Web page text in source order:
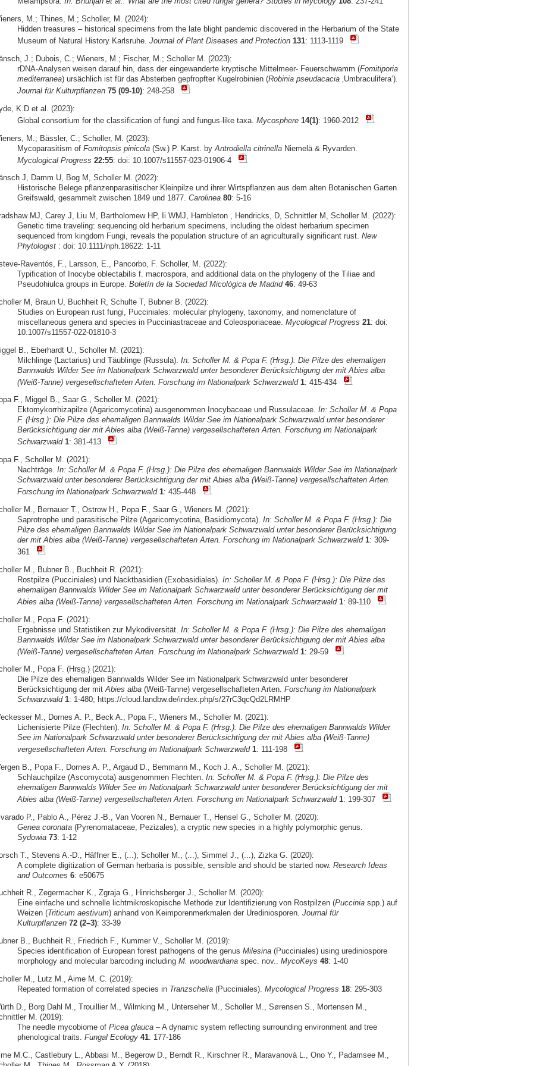
M.; Thines, M.; Scholler, M. (2024):
Hidden treasures – historical specimens from the late blight pandemic discovered in the Herbarium of the State
Museum of Natural History Karlsruhe. Journal of Plant Diseases and Protection 131: 1113-1119
J.; Dubois, C.; Wieners, M.; Fischer, M.; Scholler M. (2023):
rDNA-Analysen weisen darauf hin, dass der eingewanderte kryptische Mittelmeer- Feuerschwamm (Fomitiporia
mediterranea) ursächlich ist für das Absterben gepfropfter Kugelrobinien (Robinia pseudacacia‚Umbraculifera‘).
Journal für Kulturpflanzen 75 (09-10): 248-258
K.D et al. (2023):
Global consortium for the classification of fungi and fungus-like taxa. Mycosphere 14(1): 1960-2012
M.; Bässler, C.; Scholler, M. (2023):
Mycoparasitism of Fomitopsis pinicola(Sw.) P. Karst. by Antrodiella citrinellaNiemelä & Ryvarden.
Mycological Progress 22:55: doi: 10.1007/s11557-023-01906-4
J, Damm U, Bog M, Scholler M. (2022):
Historische Belege pflanzenparasitischer Kleinpilze und ihrer Wirtspflanzen aus dem alten Botanischen Garten
Greifswald, gesammelt zwischen 1849 und 1877. Carolinea 80: 5-16
MJ, Carey J, Liu M, Bartholomew HP, Ii WMJ, Hambleton , Hendricks, D, Schnittler M, Scholler M. (2022):
Genetic time traveling: sequencing old herbarium specimens, including the oldest herbarium specimen
sequenced from kingdom Fungi, reveals the population structure of an agriculturally significant rust. New
Phytologist: doi: 10.1111/nph.18622: 1-11
Raventós, F., Larsson, E., Pancorbo, F. Scholler, M. (2022):
Typification of Inocybe oblectabilis f. macrospora, and additional data on the phylogeny of the Tiliae and
Pseudohiulca groups in Europe. Boletín de la Sociedad Micológica de Madrid 46: 49-63
M, Braun U, Buchheit R, Schulte T, Bubner B. (2022):
Studies on European rust fungi, Pucciniales: molecular phylogeny, taxonomy, and nomenclature of
miscellaneous genera and species in Pucciniastraceae and Coleosporiaceae. Mycological Progress 21: doi:
10.1007/s11557-022-01810-3
B., Eberhardt U., Scholler M. (2021):
Milchlinge (Lactarius) und Täublinge (Russula). In: Scholler M. & Popa F. (Hrsg.): Die Pilze des ehemaligen
Bannwalds Wilder See im Nationalpark Schwarzwald unter besonderer Berücksichtigung der mit Abies alba
(Weiß-Tanne) vergesellschafteten Arten. Forschung im Nationalpark Schwarzwald 1: 415-434
F., Miggel B., Saar G., Scholler M. (2021):
Ektomykorrhizapilze (Agaricomycotina) ausgenommen Inocybaceae und Russulaceae. In: Scholler M. & Popa
F. (Hrsg.): Die Pilze des ehemaligen Bannwalds Wilder See im Nationalpark Schwarzwald unter besonderer
Berücksichtigung der mit Abies alba (Weiß-Tanne) vergesellschafteten Arten. Forschung im Nationalpark
Schwarzwald 1: 381-413
F., Scholler M. (2021):
Nachträge. In: Scholler M. & Popa F. (Hrsg.): Die Pilze des ehemaligen Bannwalds Wilder See im Nationalpark
Schwarzwald unter besonderer Berücksichtigung der mit Abies alba (Weiß-Tanne) vergesellschafteten Arten.
Forschung im Nationalpark Schwarzwald 1: 435-448
M., Bernauer T., Ostrow H., Popa F., Saar G., Wieners M. (2021):
Saprotrophe und parasitische Pilze (Agaricomycotina, Basidiomycota). In: Scholler M. & Popa F. (Hrsg.): Die
Pilze des ehemaligen Bannwalds Wilder See im Nationalpark Schwarzwald unter besonderer Berücksichtigung
der mit Abies alba (Weiß-Tanne) vergesellschafteten Arten. Forschung im Nationalpark Schwarzwald 1: 309-
361
M., Bubner B., Buchheit R. (2021):
Rostpilze (Pucciniales) und Nacktbasidien (Exobasidiales). In: Scholler M. & Popa F. (Hrsg.): Die Pilze des
ehemaligen Bannwalds Wilder See im Nationalpark Schwarzwald unter besonderer Berücksichtigung der mit
Abies alba (Weiß-Tanne) vergesellschafteten Arten. Forschung im Nationalpark Schwarzwald 1: 89-110
M., Popa F. (2021):
Ergebnisse und Statistiken zur Mykodiversität. In: Scholler M. & Popa F. (Hrsg.): Die Pilze des ehemaligen
Bannwalds Wilder See im Nationalpark Schwarzwald unter besonderer Berücksichtigung der mit Abies alba
(Weiß-Tanne) vergesellschafteten Arten. Forschung im Nationalpark Schwarzwald 1: 29-59
M., Popa F. (Hrsg.) (2021):
Die Pilze des ehemaligen Bannwalds Wilder See im Nationalpark Schwarzwald unter besonderer
Berücksichtigung der mitAbies alba(Weiß-Tanne) vergesellschafteten Arten. Forschung im Nationalpark
Schwarzwald 1: 1-480; https://cloud.landbw.de/index.php/s/27rC3qcQd2LRMHP
M., Dornes A. P., Beck A., Popa F., Wieners M., Scholler M. (2021):
Lichenisierte Pilze (Flechten). In: Scholler M. & Popa F. (Hrsg.): Die Pilze des ehemaligen Bannwalds Wilder
See im Nationalpark Schwarzwald unter besonderer Berücksichtigung der mit Abies alba (Weiß-Tanne)
vergesellschafteten Arten. Forschung im Nationalpark Schwarzwald 1: 111-198
B., Popa F., Dornes A. P., Argaud D., Bemmann M., Koch J. A., Scholler M. (2021):
Schlauchpilze (Ascomycota) ausgenommen Flechten. In: Scholler M. & Popa F. (Hrsg.): Die Pilze des
ehemaligen Bannwalds Wilder See im Nationalpark Schwarzwald unter besonderer Berücksichtigung der mit
Abies alba (Weiß-Tanne) vergesellschafteten Arten. Forschung im Nationalpark Schwarzwald 1: 199-307
P., Pablo A., Pérez J.-B., Van Vooren N., Bernauer T., Hensel G., Scholler M. (2020):
Genea coronata(Pyrenomataceae, Pezizales), a cryptic new species in a highly polymorphic genus.
Sydowia 73: 1-12
T., Stevens A.-D., Häffner E., (...), Scholler M., (...), Simmel J., (...), Zizka G. (2020):
A complete digitization of German herbaria is possible, sensible and should be started now. Research Ideas
and Outcomes 6: e50675
R., Zegermacher K., Zgraja G., Hinrichsberger J., Scholler M. (2020):
Eine einfache und schnelle lichtmikroskopische Methode zur Identifizierung von Rostpilzen (Pucciniaspp.) auf
Weizen (Triticum aestivum) anhand von Keimporenmerkmalen der Urediniosporen. Journal für
Kulturpflanzen 72 (2–3): 33-39
B., Buchheit R., Friedrich F., Kummer V., Scholler M. (2019):
Species identification of European forest pathogens of the genus Milesina(Pucciniales) using urediniospore
morphology and molecular barcoding including M. woodwardianaspec. nov.. MycoKeys 48: 1-40
M., Lutz M., Aime M. C. (2019):
Repeated formation of correlated species in Tranzschelia(Pucciniales). Mycological Progress 18: 295-303
D., Borg Dahl M., Trouillier M., Wilmking M., Unterseher M., Scholler M., Sørensen S., Mortensen M.,
M. (2019):
The needle mycobiome of Picea glauca– A dynamic system reflecting surrounding environment and tree
phenological traits. Fungal Ecology 41: 177-186
M.C., Castlebury L., Abbasi M., Begerow D., Berndt R., Kirschner R., Maravanová L., Ono Y., Padamsee M.,